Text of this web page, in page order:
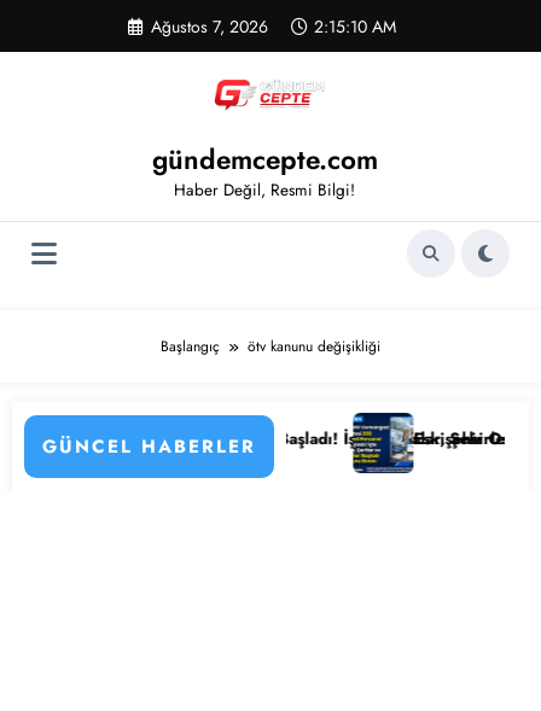
Ağustos 7, 2026 2:15:10 AM
gündemcepte.com
Haber Değil, Resmi Bilgi!
Başlangıç ötv kanunu değişikliği
GÜNCEL HABERLER
DetaylarıPersonel Alımı Başladı! İşte Kadrolar, Şehirler ve Başvuru
Eskişehir Osmangazi